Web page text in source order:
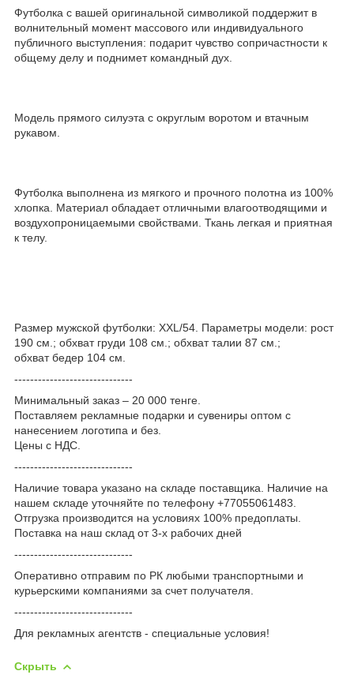
Футболка с вашей оригинальной символикой поддержит в
волнительный момент массового или индивидуального
публичного выступления: подарит чувство сопричастности к
общему делу и поднимет командный дух.
Модель прямого силуэта с округлым воротом и втачным
рукавом.
Футболка выполнена из мягкого и прочного полотна из 100%
хлопка. Материал обладает отличными влагоотводящими и
воздухопроницаемыми свойствами. Ткань легкая и приятная
к телу.
Размер мужской футболки: XXL/54. Параметры модели: рост
190 см.; обхват груди 108 см.; обхват талии 87 см.;
обхват бедер 104 см.
------------------------------
Минимальный заказ – 20 000 тенге.
Поставляем рекламные подарки и сувениры оптом с
нанесением логотипа и без.
Цены с НДС.
------------------------------
Наличие товара указано на складе поставщика. Наличие на
нашем складе уточняйте по телефону +77055061483.
Отгрузка производится на условиях 100% предоплаты.
Поставка на наш склад от 3-x рабочих дней
------------------------------
Оперативно отправим по РК любыми транспортными и
курьерскими компаниями за счет получателя.
------------------------------
Для рекламных агентств - специальные условия!
Скрыть